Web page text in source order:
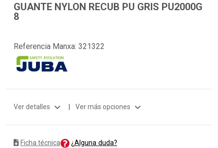
GUANTE NYLON RECUB PU GRIS PU2000G
8
Referencia Manxa: 321322
Ver detalles expand_more Ver más opciones expand_more
Ficha técnica ¿Alguna duda?